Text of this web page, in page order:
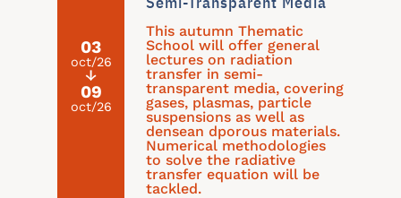
03
oct/26
↓
09
oct/26
This autumn Thematic
School will offer general
lectures on radiation
transfer in semi-
transparent media, covering
gases, plasmas, particle
suspensions as well as
densean dporous materials.
Numerical methodologies
to solve the radiative
transfer equation will be
tackled.